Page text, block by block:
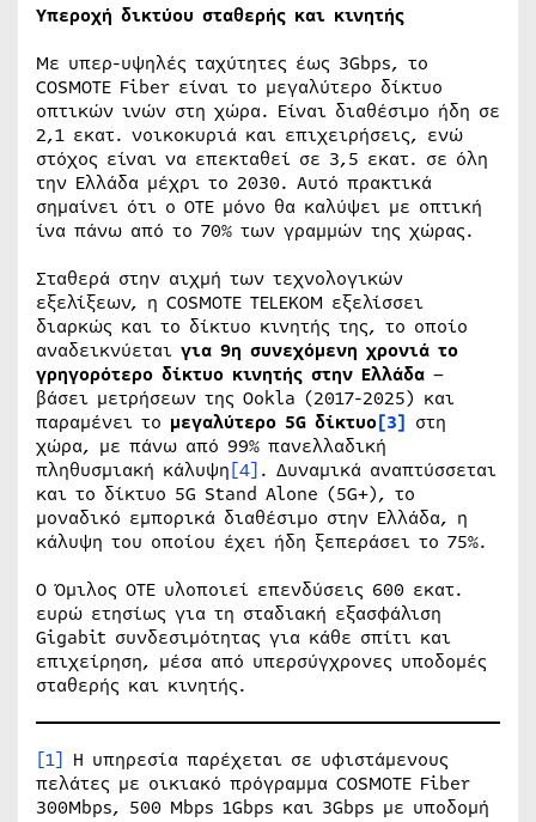
Υπεροχή δικτύου σταθερής και κινητής
Με υπερ-υψηλές ταχύτητες έως 3Gbps, το
COSMOTE Fiber είναι το μεγαλύτερο δίκτυο
οπτικών ινών στη χώρα. Είναι διαθέσιμο ήδη σε
2,1 εκατ. νοικοκυριά και επιχειρήσεις, ενώ
στόχος είναι να επεκταθεί σε 3,5 εκατ. σε όλη
την Ελλάδα μέχρι το 2030. Αυτό πρακτικά
σημαίνει ότι ο ΟΤΕ μόνο θα καλύψει με οπτική
ίνα πάνω από το 70% των γραμμών της χώρας.
Σταθερά στην αιχμή των τεχνολογικών
εξελίξεων, η COSMOTE TELEKOM εξελίσσει
διαρκώς και το δίκτυο κινητής της, το οποίο
αναδεικνύεται για 9η συνεχόμενη χρονιά το
γρηγορότερο δίκτυο κινητής στην Ελλάδα –
βάσει μετρήσεων της Ookla (2017-2025) και
παραμένει το μεγαλύτερο 5G δίκτυο[3] στη
χώρα, με πάνω από 99% πανελλαδική
πληθυσμιακή κάλυψη[4]. Δυναμικά αναπτύσσεται
και το δίκτυο 5G Stand Alone (5G+), το
μοναδικό εμπορικά διαθέσιμο στην Ελλάδα, η
κάλυψη του οποίου έχει ήδη ξεπεράσει το 75%.
Ο Όμιλος OTE υλοποιεί επενδύσεις 600 εκατ.
ευρώ ετησίως για τη σταδιακή εξασφάλιση
Gigabit συνδεσιμότητας για κάθε σπίτι και
επιχείρηση, μέσα από υπερσύγχρονες υποδομές
σταθερής και κινητής.
[1] Η υπηρεσία παρέχεται σε υφιστάμενους
πελάτες με οικιακό πρόγραμμα COSMOTE Fiber
300Mbps, 500 Μbps 1Gbps και 3Gbps με υποδομή